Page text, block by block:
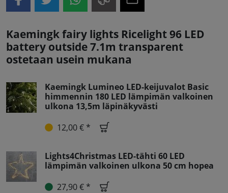
Kaemingk fairy lights Ricelight 96 LED
battery outside 7.1m transparent
ostetaan usein mukana
Kaemingk Lumineo LED-keijuvalot Basic
himmennin 180 LED lämpimän valkoinen
ulkona 13,5m läpinäkyvästi
12,00 € *
Lights4Christmas LED-tähti 60 LED
lämpimän valkoinen ulkona 50 cm hopea
27,90 € *